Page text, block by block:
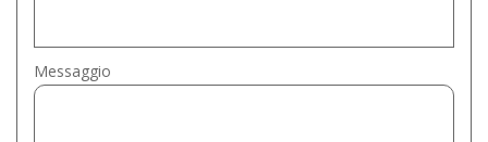
Messaggio